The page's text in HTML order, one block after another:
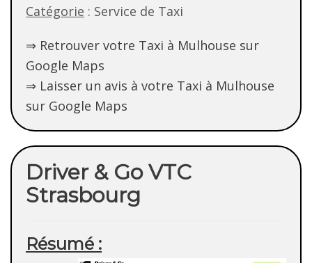
Catégorie : Service de Taxi
⇒ Retrouver votre Taxi à Mulhouse sur
Google Maps
⇒ Laisser un avis à votre Taxi à Mulhouse
sur Google Maps
Driver & Go VTC
Strasbourg
Résumé :